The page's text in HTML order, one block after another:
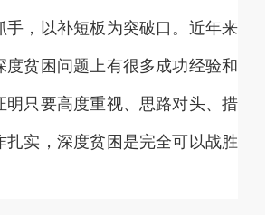
手，以补短板为突破口。近年来
度贫困问题上有很多成功经验和
明只要高度重视、思路对头、措
扎实，深度贫困是完全可以战胜